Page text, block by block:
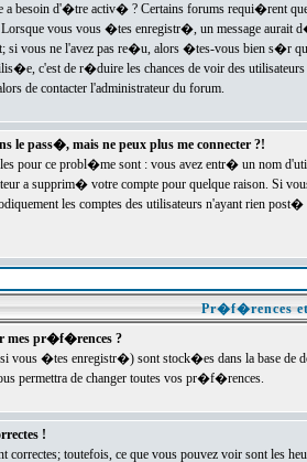
a besoin d'�tre activ� ? Certains forums requi�rent
vous vous �tes enregistr�, un message aurait
si vous ne l'avez pas re�u, alors �tes-vous bien s�r
c'est de r�duire les chances de voir des
de contacter l'administrateur du forum.
le pass�, mais ne peux plus me connecter ?!
pour ce probl�me sont : vous avez entr� un nom
a supprim� votre compte pour quelque raison. Si
les comptes des utilisateurs n'ayant rien
Pr�f�rences
mes pr�f�rences ?
vous �tes enregistr�) sont stock�es dans la base de
permettra de changer toutes vos pr�f�rences.
!
correctes; toutefois, ce que vous pouvez voir sont